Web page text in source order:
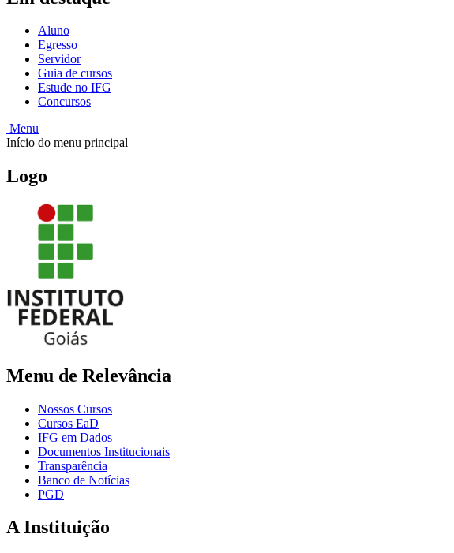
Aluno
Egresso
Servidor
Guia de cursos
Estude no IFG
Concursos
Menu
Início do menu principal
Logo
Menu de Relevância
Nossos Cursos
Cursos EaD
IFG em Dados
Documentos Institucionais
Transparência
Banco de Notícias
PGD
A Instituição